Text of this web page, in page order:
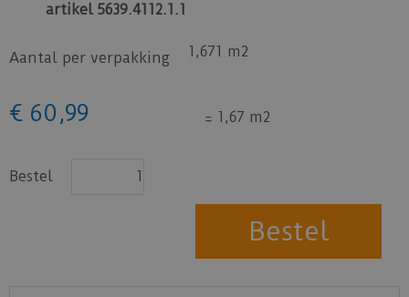
artikel 5639.4112.1.1
Aantal per verpakking 1,671 m2
€ 60 ,99 = 1,67 m2
Bestel